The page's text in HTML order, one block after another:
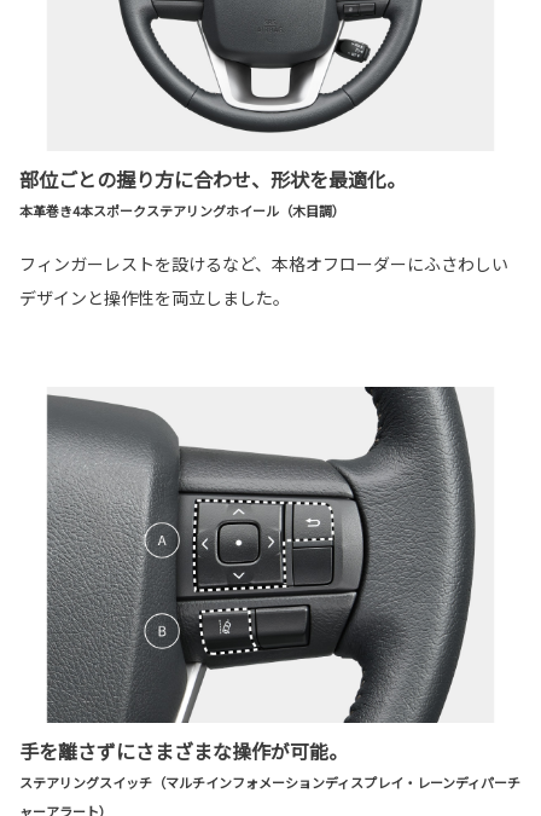
部位ごとの握り方に合わせ、形状を最適化。
本革巻き4本スポークステアリングホイール（木目調）
フィンガーレストを設けるなど、本格オフローダーにふさわしい
デザインと操作性を両立しました。
手を離さずにさまざまな操作が可能。
ステアリングスイッチ（マルチインフォメーションディスプレイ・レーンディパーチ
ャーアラート）